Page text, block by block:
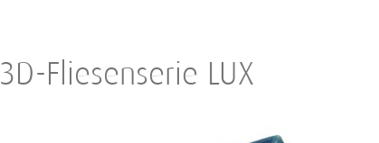
3D-Fliesenserie LUX